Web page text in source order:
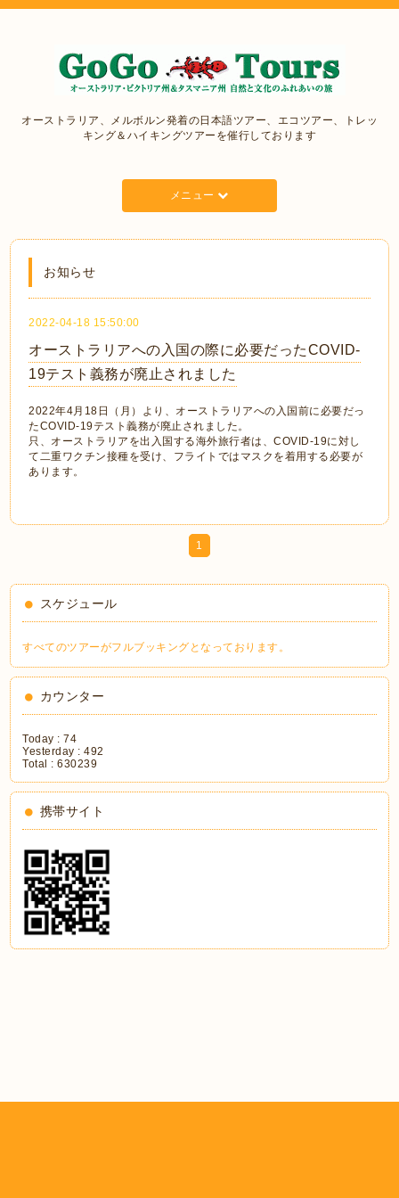
オーストラリア、メルボルン発着の日本語ツアー、エコツアー、トレッ
キング＆ハイキングツアーを催行しております
メニュー
お知らせ
2022-04-18 15:50:00
オーストラリアへの入国の際に必要だったCOVID-
19テスト義務が廃止されました
2022年4月18日（月）より、オーストラリアへの入国前に必要だっ
たCOVID-19テスト義務が廃止されました。
只、オーストラリアを出入国する海外旅行者は、COVID-19に対し
て二重ワクチン接種を受け、フライトではマスクを着用する必要が
あります。
1
スケジュール
すべてのツアーがフルブッキングとなっております。
カウンター
Today :74
Yesterday :492
Total :630239
携帯サイト